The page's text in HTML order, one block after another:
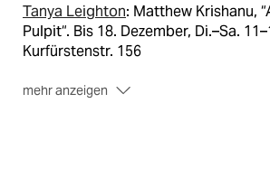
Tanya Leighton: Matthew Krishanu,
Pulpit“. Bis 18. Dezember, Di.–Sa.
Kurfürstenstr. 156
mehr anzeigen